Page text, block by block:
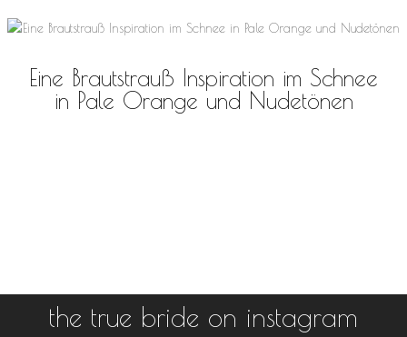
Eine Brautstrauß Inspiration im Schnee
in Pale Orange und Nudetönen
the true bride on instagram